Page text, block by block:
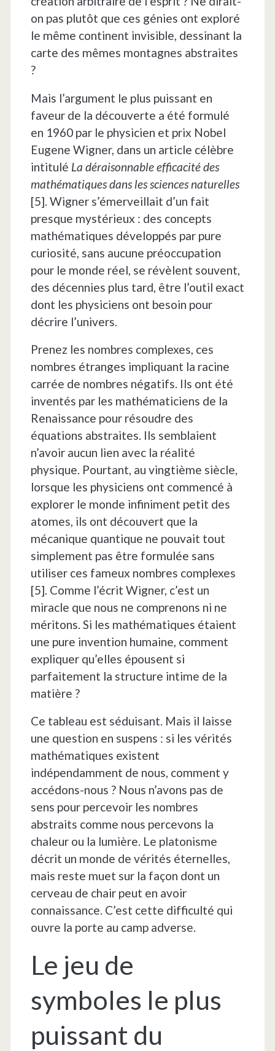
on pas plutôt que ces génies ont exploré
le même continent invisible, dessinant la
carte des mêmes montagnes abstraites
?
Mais l’argument le plus puissant en
faveur de la découverte a été formulé
en 1960 par le physicien et prix Nobel
Eugene Wigner, dans un article célèbre
intitulé La déraisonnable efficacité des
mathématiques dans les sciences naturelles
[5]. Wigner s’émerveillait d’un fait
presque mystérieux : des concepts
mathématiques développés par pure
curiosité, sans aucune préoccupation
pour le monde réel, se révèlent souvent,
des décennies plus tard, être l’outil exact
dont les physiciens ont besoin pour
décrire l’univers.
Prenez les nombres complexes, ces
nombres étranges impliquant la racine
carrée de nombres négatifs. Ils ont été
inventés par les mathématiciens de la
Renaissance pour résoudre des
équations abstraites. Ils semblaient
n’avoir aucun lien avec la réalité
physique. Pourtant, au vingtième siècle,
lorsque les physiciens ont commencé à
explorer le monde infiniment petit des
atomes, ils ont découvert que la
mécanique quantique ne pouvait tout
simplement pas être formulée sans
utiliser ces fameux nombres complexes
[5]. Comme l’écrit Wigner, c’est un
miracle que nous ne comprenons ni ne
méritons. Si les mathématiques étaient
une pure invention humaine, comment
expliquer qu’elles épousent si
parfaitement la structure intime de la
matière ?
Ce tableau est séduisant. Mais il laisse
une question en suspens : si les vérités
mathématiques existent
indépendamment de nous, comment y
accédons-nous ? Nous n’avons pas de
sens pour percevoir les nombres
abstraits comme nous percevons la
chaleur ou la lumière. Le platonisme
décrit un monde de vérités éternelles,
mais reste muet sur la façon dont un
cerveau de chair peut en avoir
connaissance. C’est cette difficulté qui
ouvre la porte au camp adverse.
Le jeu de
symboles le plus
puissant du